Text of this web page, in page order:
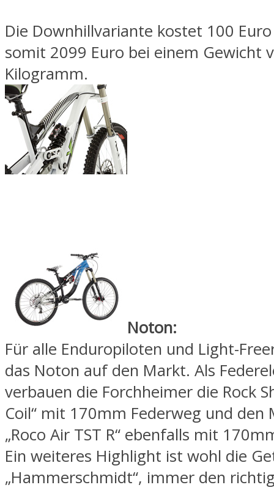
Die Downhillvariante kostet 100
somit 2099 Euro bei einem Gewicht
Kilogramm.
Noton:
Für alle Enduropiloten und Light-
das Noton auf den Markt. Als
verbauen die Forchheimer die Rock
Coil“ mit 170mm Federweg und den
„Roco Air TST R“ ebenfalls mit
Ein weiteres Highlight ist wohl die
„Hammerschmidt“, immer den